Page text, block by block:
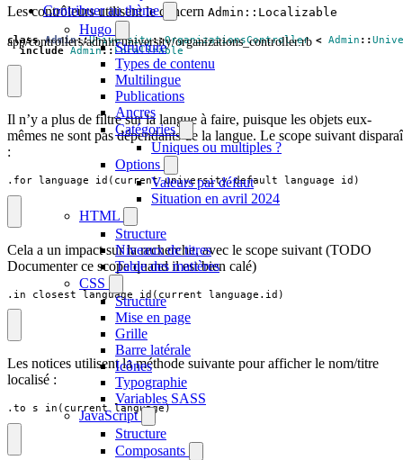
Contribuer au thème
Hugo
Structure
Types de contenu
Multilingue
Publications
Ancres
Catégories
Uniques ou multiples ?
Options
Valeurs par défaut
Situation en avril 2024
HTML
Structure
Niveaux de titres
Table des matières
CSS
Structure
Mise en page
Grille
Barre latérale
Icônes
Typographie
Variables SASS
JavaScript
Structure
Composants
Les contrôleurs utilisent le concern Admin::Localizable
app/controllers/admin/university/organizations_controller.rb
class Admin::University::OrganizationsController < Admin ::
include Admin:: Localizable
Il n’y a plus de filtre sur la langue à faire, puisque les objets eux-
mêmes ne sont pas dépendants de la langue. Le scope suivant
:
.for_language_id(current_university.default_language_id)
Cela a un impact sur la recherche, avec le scope suivant (TODO
Documenter ce scope quand il est bien calé)
.in_closest_language_id(current_language.id)
Les notices utilisent la méthode suivante pour afficher le nom/titre
localisé :
.to_s_in(current_language)